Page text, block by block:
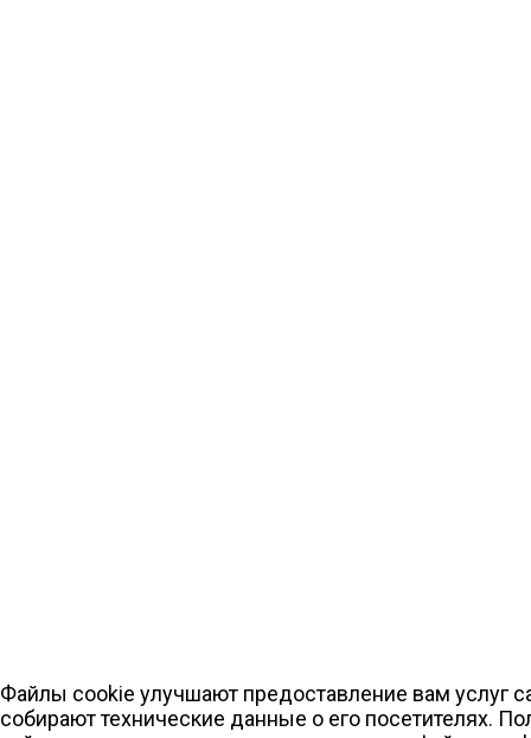
Файлы cookie улучшают предоставление вам услуг
собирают технические данные о его посетителях.